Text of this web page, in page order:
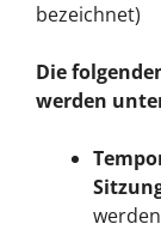
bezeichnet)
Die
werden